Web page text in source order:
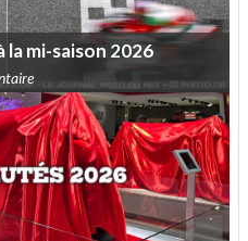
lami-saison 2026